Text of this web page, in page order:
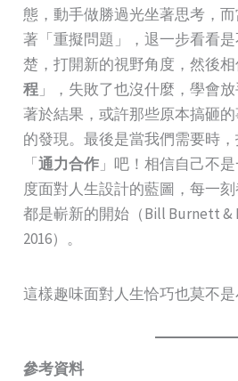
態，動手做勝過光坐著思考，
著「重擬問題」，退一步看看
楚，打開新的視野角度，然後
程」，失敗了也沒什麼，學會
著於結果，或許那些原本搞砸
的發現。最後是當我們需要時
「通力合作」吧！相信自己不
度面對人生設計的藍圖，每一
都是嶄新的開始（Bill Burnett &
2016）。
這樣趣味面對人生恰巧也莫不
參考資料